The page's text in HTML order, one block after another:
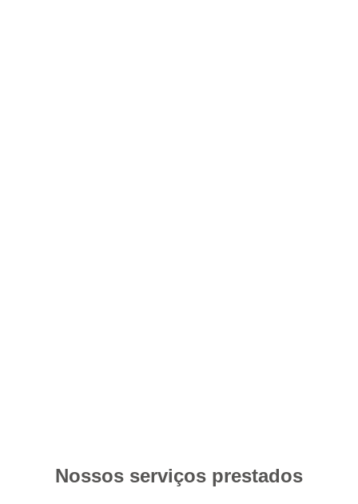
Nossos serviços prestados